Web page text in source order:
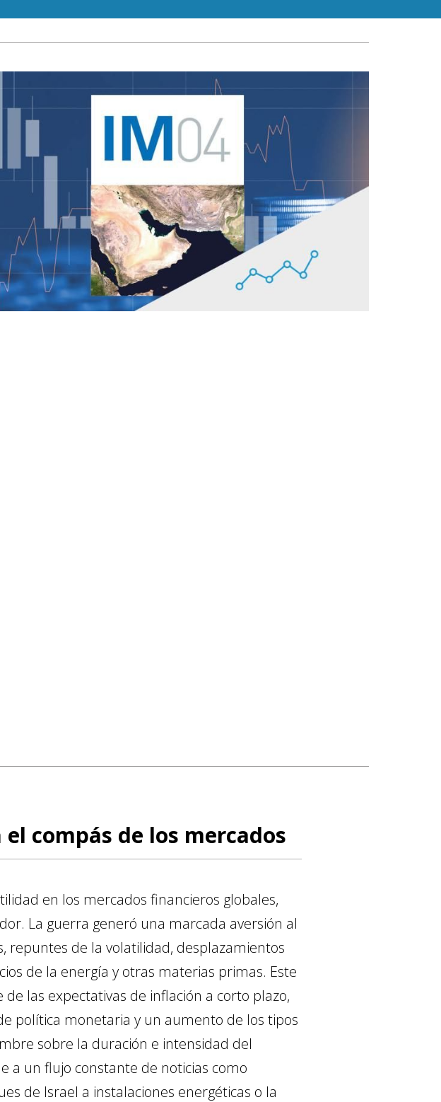
compás de los mercados
en los mercados financieros globales,
La guerra generó una marcada aversión al
repuntes de la volatilidad, desplazamientos
de la energía y otras materias primas. Este
las expectativas de inflación a corto plazo,
política monetaria y un aumento de los tipos
sobre la duración e intensidad del
a un flujo constante de noticias como
de Israel a instalaciones energéticas o la